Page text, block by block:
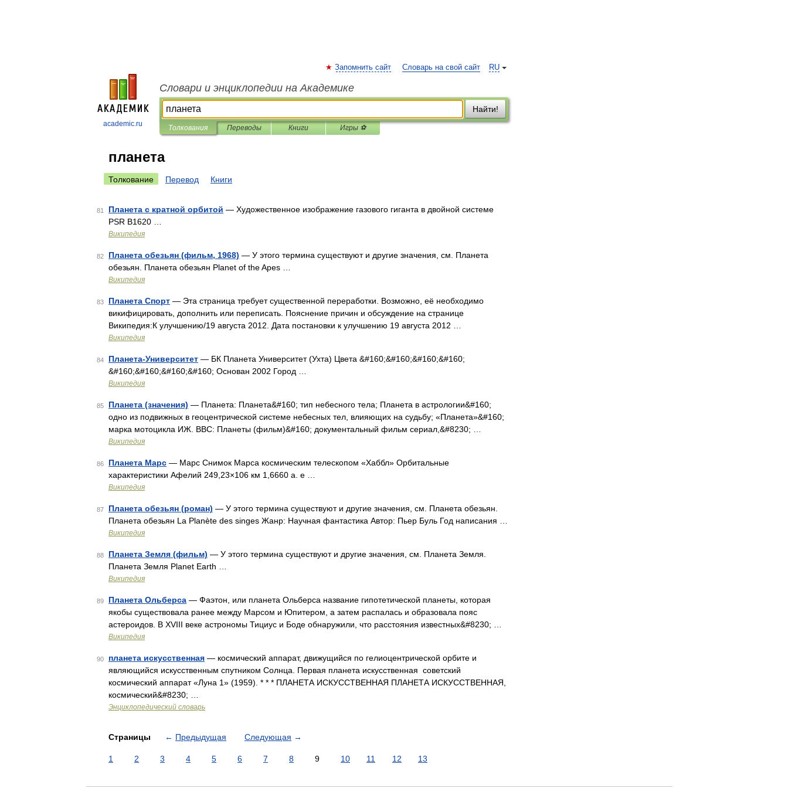
academic.ru
RU
Запомнить сайт Словарь на свой сайт
Словари и энциклопедии на Академике
Найти!
Толкования Переводы Книги Игры ⚽
планета
Толкование Перевод Книги
81 Планета с кратной орбитой — Художественное изображение газового гиганта в двойной системе
PSR B1620 …
Википедия
82 Планета обезьян (фильм, 1968) — У этого термина существуют и другие значения, см. Планета
обезьян. Планета обезьян Planet of the Apes …
Википедия
83 Планета Спорт — Эта страница требует существенной переработки. Возможно, её необходимо
викифицировать, дополнить или переписать. Пояснение причин и обсуждение на странице
Википедия:К улучшению/19 августа 2012. Дата постановки к улучшению 19 августа 2012 …
Википедия
84 Планета-Университет — БК Планета Университет (Ухта) Цвета &#160;&#160;&#160;&#160;
&#160;&#160;&#160;&#160; Основан 2002 Город …
Википедия
85 Планета (значения) — Планета: Планета&#160; тип небесного тела; Планета в астрологии&#160;
одно из подвижных в геоцентрической системе небесных тел, влияющих на судьбу; «Планета»&#160;
марка мотоцикла ИЖ. BBC: Планеты (фильм)&#160; документальный фильм сериал,&#8230; …
Википедия
86 Планета Марс — Марс Снимок Марса космическим телескопом «Хаббл» Орбитальные
характеристики Афелий 249,23×106 км 1,6660 а. е …
Википедия
87 Планета обезьян (роман) — У этого термина существуют и другие значения, см. Планета обезьян.
Планета обезьян La Planète des singes Жанр: Научная фантастика Автор: Пьер Буль Год написания …
Википедия
88 Планета Земля (фильм) — У этого термина существуют и другие значения, см. Планета Земля.
Планета Земля Planet Earth …
Википедия
89 Планета Ольберса — Фаэтон, или планета Ольберса название гипотетической планеты, которая
якобы существовала ранее между Марсом и Юпитером, а затем распалась и образовала пояс
астероидов. В XVIII веке астрономы Тициус и Боде обнаружили, что расстояния известных&#8230; …
Википедия
90 планета искусственная — космический аппарат, движущийся по гелиоцентрической орбите и
являющийся искусственным спутником Солнца. Первая планета искусственная советский
космический аппарат «Луна 1» (1959). * * * ПЛАНЕТА ИСКУССТВЕННАЯ ПЛАНЕТА ИСКУССТВЕННАЯ,
космический&#8230; …
Энциклопедический словарь
Страницы ← Предыдущая Следующая →
1 2 3 4 5 6 7 8 9 10 11 12 13